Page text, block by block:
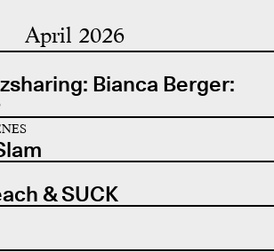
April 2026
Bianca Berger:
& SUCK